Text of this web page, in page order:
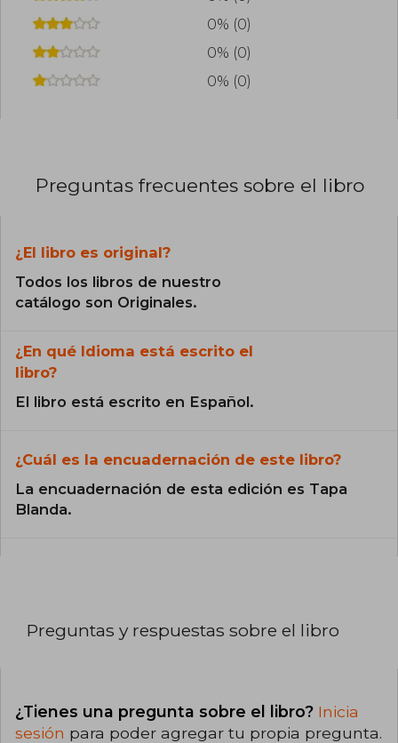
0% (0)
0% (0)
0% (0)
Preguntas frecuentes sobre el libro
¿El libro es original?
Todos los libros de nuestro
catálogo son Originales.
¿En qué Idioma está escrito el
libro?
El libro está escrito en Español.
¿Cuál es la encuadernación de este libro?
La encuadernación de esta edición es Tapa
Blanda.
Preguntas y respuestas sobre el libro
¿Tienes una pregunta sobre el libro? Inicia
sesión para poder agregar tu propia pregunta.